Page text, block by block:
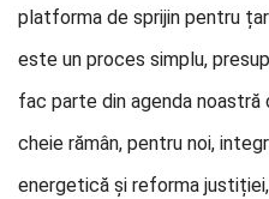
platforma de sprijin pentru
este un proces simplu,
fac parte din agenda noastră
cheie rămân, pentru noi,
energetică și reforma